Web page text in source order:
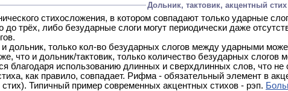
Дольник, тактовик, акцентный стих
до трёх, либо безударные слоги могут периодически даже
и дольник, только кол-во безударных слогов между ударными
что и дольник/тактовик, только количество безударных
благодаря использованию длинных и сверхдлинных слов, что
элемент в акцентном стихе, без неё акцентный стих превращается в
Типичный пример современных акцентных стихов - рэп.